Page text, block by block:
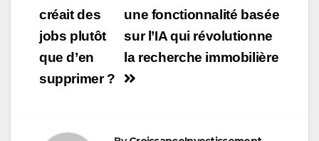
de
l’article
une fonctionnalité basée
sur l’IA qui révolutionne
la recherche immobilière
créait des
jobs plutôt
que d’en
supprimer ?